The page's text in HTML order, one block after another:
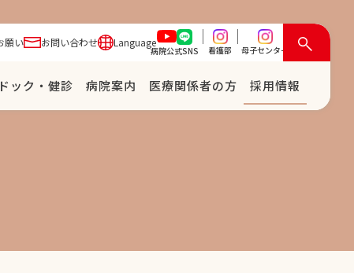
願い お問い合わせ Language
病院公式SNS 看護部 母子センター
ック・健診 病院案内 医療関係者の⽅ 採⽤情報